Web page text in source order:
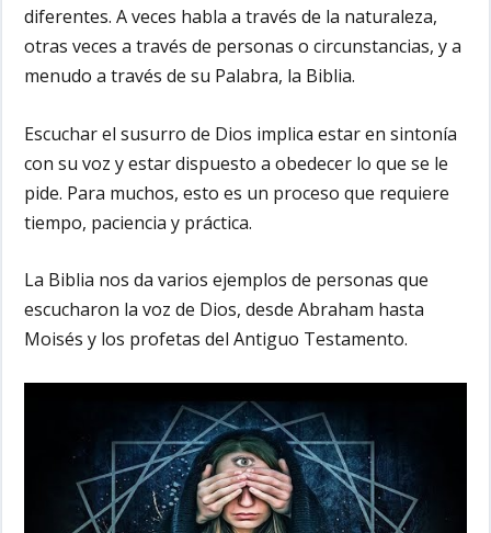
diferentes. A veces habla a través de la naturaleza,
otras veces a través de personas o circunstancias, y a
menudo a través de su Palabra, la Biblia.
Escuchar el susurro de Dios implica estar en sintonía
con su voz y estar dispuesto a obedecer lo que se le
pide. Para muchos, esto es un proceso que requiere
tiempo, paciencia y práctica.
La Biblia nos da varios ejemplos de personas que
escucharon la voz de Dios, desde Abraham hasta
Moisés y los profetas del Antiguo Testamento.